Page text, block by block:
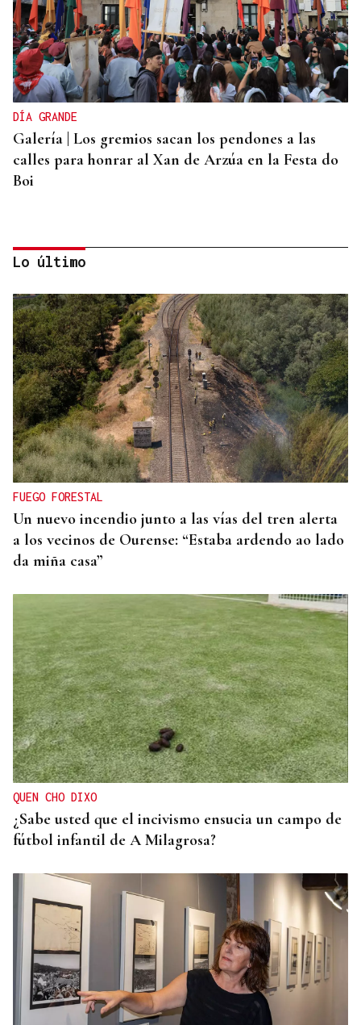
DÍA GRANDE
Galería | Los gremios sacan los pendones a las
calles para honrar al Xan de Arzúa en la Festa do
Boi
QUEN CHO DIXO
¿Sabe usted que el sosias, Donald Trump, no quiso
perderse la inauguración de la Festa do Boi de
Allariz?
Lo último
FUEGO FORESTAL
Un nuevo incendio junto a las vías del tren alerta
a los vecinos de Ourense: “Estaba ardendo ao lado
da miña casa”
QUEN CHO DIXO
¿Sabe usted que el incivismo ensucia un campo de
fútbol infantil de A Milagrosa?